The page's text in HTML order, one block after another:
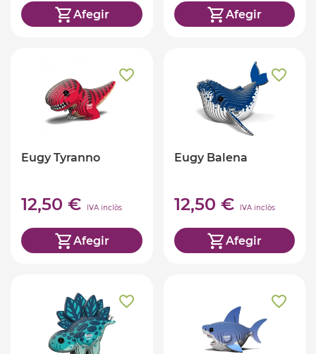
Afegir Afegir
Eugy Tyranno
12,50 € IVA inclòs
Afegir
Eugy Balena
12,50 € IVA inclòs
Afegir